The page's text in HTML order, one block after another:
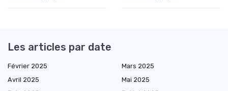
Les articles par date
Février 2025
Mars 2025
Avril 2025
Mai 2025